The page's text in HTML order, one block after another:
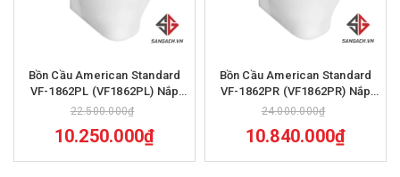
Bồn Cầu American Standard
VF-1862PL (VF1862PL) Nắp
WP-7SL1
22.500.000₫
10.250.000₫
Bồn Cầu American Standard
VF-1862PR (VF1862PR) Nắp
Điện Tử WP-7SR1
24.000.000₫
10.840.000₫